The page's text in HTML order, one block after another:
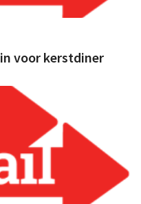
voor kerstdiner